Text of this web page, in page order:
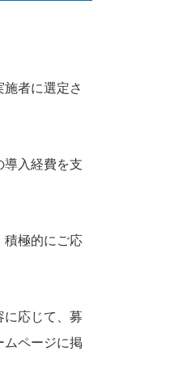
者に選定さ
導入経費を支
積極的にご応
に応じて、募
ムページに掲